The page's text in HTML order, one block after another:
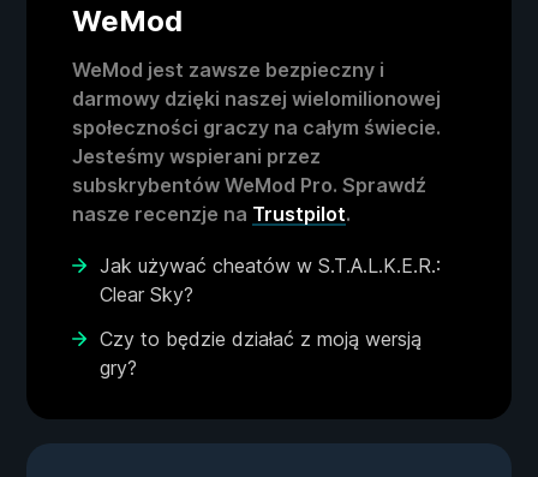
WeMod
WeMod jest zawsze bezpieczny i
darmowy dzięki naszej wielomilionowej
społeczności graczy na całym świecie.
Jesteśmy wspierani przez
subskrybentów WeMod Pro. Sprawdź
nasze recenzje na Trustpilot.
Jak używać cheatów w S.T.A.L.K.E.R.:
Clear Sky?
Czy to będzie działać z moją wersją
gry?